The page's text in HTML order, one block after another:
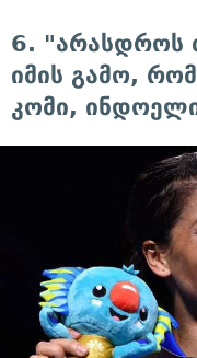
6. "არასდროს
იმის გამო,
კომი,